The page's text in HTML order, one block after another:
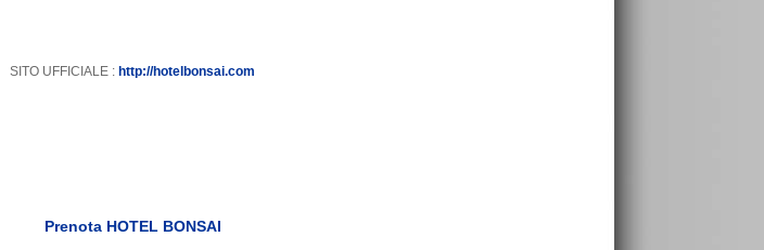
SITO UFFICIALE : http://hotelbonsai.com
Prenota HOTEL BONSAI